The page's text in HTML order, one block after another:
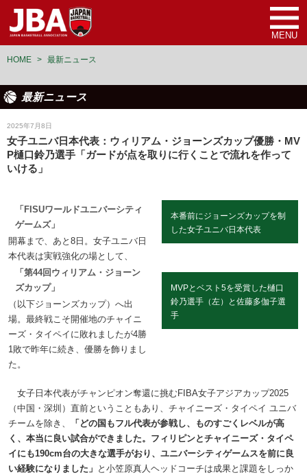
MENU
HOME > 最新ニュース
最新ニュース
2025年7月8日
女子ユニバ日本代表：ウィリアム・ジョーンズカップ優勝・MV
P樋口鈴乃選手「ガードが点を取りに行くことで流れを作って
いける」
本番前にジョーンズカップを制
した女子ユニバ日本代表
MVPとベスト5を受賞した樋口
鈴乃選手（左）と佐藤多伽子選
手
「FISUワールドユニバーシティ
ゲームズ」
開幕まで、あと8日。女子ユニバ日
本代表は実戦強化の場として、
「第44回ウィリアム・ジョーン
ズカップ」
（以下ジョーンズカップ）へ出
場。最終戦こそ開催地のチャイニ
ーズ・タイペイに敗れましたが4勝
1敗で昨年に続き、優勝を飾りまし
た。
女子日本代表がチャンピオン奪還に挑むFIBA女子アジアカップ2025
（中国・深圳）直前ということもあり、チャイニーズ・タイペイ ユニバ
チームを除き、
「どの国もフル代表が参戦し、ものすごくレベルが高
く、本当に良い試合ができました。フィリピンとチャイニーズ・タイペ
イにも190cm台の大きな選手がおり、ユニバーシティゲームスを前に良
い経験になりました」 と小笠原真人ヘッドコーチは成果と課題をしっか